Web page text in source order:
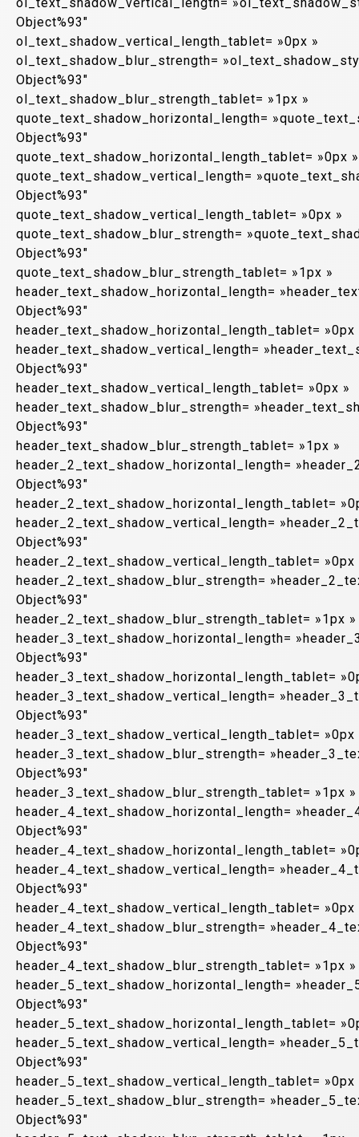
ol_text_shadow_vertical_length=
Object%93″
ol_text_shadow_vertical_length_tablet= »0px »
ol_text_shadow_blur_strength=
Object%93″
ol_text_shadow_blur_strength_tablet= »1px »
quote_text_shadow_horizontal_length=
Object%93″
quote_text_shadow_horizontal_length_tablet= »0px »
quote_text_shadow_vertical_length=
Object%93″
quote_text_shadow_vertical_length_tablet= »0px »
quote_text_shadow_blur_strength=
Object%93″
quote_text_shadow_blur_strength_tablet= »1px »
header_text_shadow_horizontal_length=
Object%93″
header_text_shadow_horizontal_length_tablet= »0px
header_text_shadow_vertical_length=
Object%93″
header_text_shadow_vertical_length_tablet= »0px »
header_text_shadow_blur_strength=
Object%93″
header_text_shadow_blur_strength_tablet= »1px »
header_2_text_shadow_horizontal_length=
Object%93″
header_2_text_shadow_horizontal_length_tablet=
header_2_text_shadow_vertical_length=
Object%93″
header_2_text_shadow_vertical_length_tablet= »0px
header_2_text_shadow_blur_strength=
Object%93″
header_2_text_shadow_blur_strength_tablet= »1px »
header_3_text_shadow_horizontal_length=
Object%93″
header_3_text_shadow_horizontal_length_tablet=
header_3_text_shadow_vertical_length=
Object%93″
header_3_text_shadow_vertical_length_tablet= »0px
header_3_text_shadow_blur_strength=
Object%93″
header_3_text_shadow_blur_strength_tablet= »1px »
header_4_text_shadow_horizontal_length=
Object%93″
header_4_text_shadow_horizontal_length_tablet=
header_4_text_shadow_vertical_length=
Object%93″
header_4_text_shadow_vertical_length_tablet= »0px
header_4_text_shadow_blur_strength=
Object%93″
header_4_text_shadow_blur_strength_tablet= »1px »
header_5_text_shadow_horizontal_length=
Object%93″
header_5_text_shadow_horizontal_length_tablet=
header_5_text_shadow_vertical_length=
Object%93″
header_5_text_shadow_vertical_length_tablet= »0px
header_5_text_shadow_blur_strength=
Object%93″